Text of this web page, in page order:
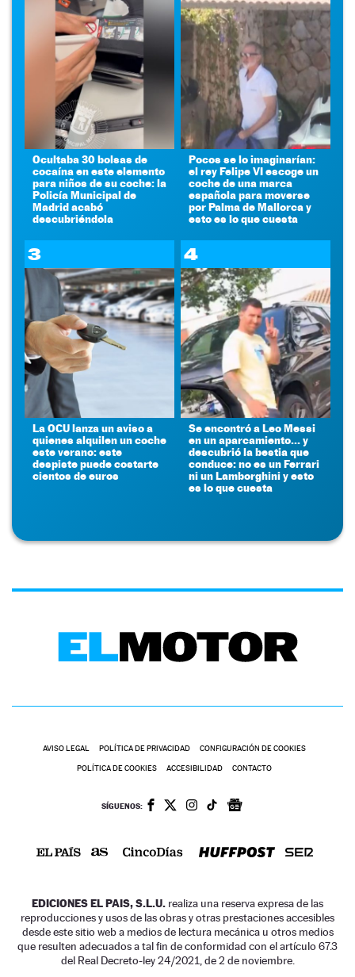
Ocultaba 30 bolsas de
cocaína en este elemento
para niños de su coche: la
Policía Municipal de
Madrid acabó
descubriéndola
Pocos se lo imaginarían:
el rey Felipe VI escoge un
coche de una marca
española para moverse
por Palma de Mallorca y
esto es lo que cuesta
3
La OCU lanza un aviso a
quienes alquilen un coche
este verano: este
despiste puede costarte
cientos de euros
4
Se encontró a Leo Messi
en un aparcamiento... y
descubrió la bestia que
conduce: no es un Ferrari
ni un Lamborghini y esto
es lo que cuesta
AVISO LEGAL POLÍTICA DE PRIVACIDAD CONFIGURACIÓN DE COOKIES
POLÍTICA DE COOKIES ACCESIBILIDAD CONTACTO
SÍGUENOS:
EDICIONES EL PAIS, S.L.U. realiza una reserva expresa de las
reproducciones y usos de las obras y otras prestaciones accesibles
desde este sitio web a medios de lectura mecánica u otros medios
que resulten adecuados a tal fin de conformidad con el artículo 67.3
del Real Decreto-ley 24/2021, de 2 de noviembre.